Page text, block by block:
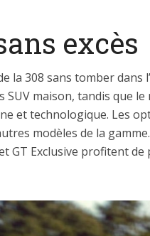
excès
la 308 sans tomber dans
maison, tandis que
et technologique. Les
modèles de la
GT Exclusive profitent